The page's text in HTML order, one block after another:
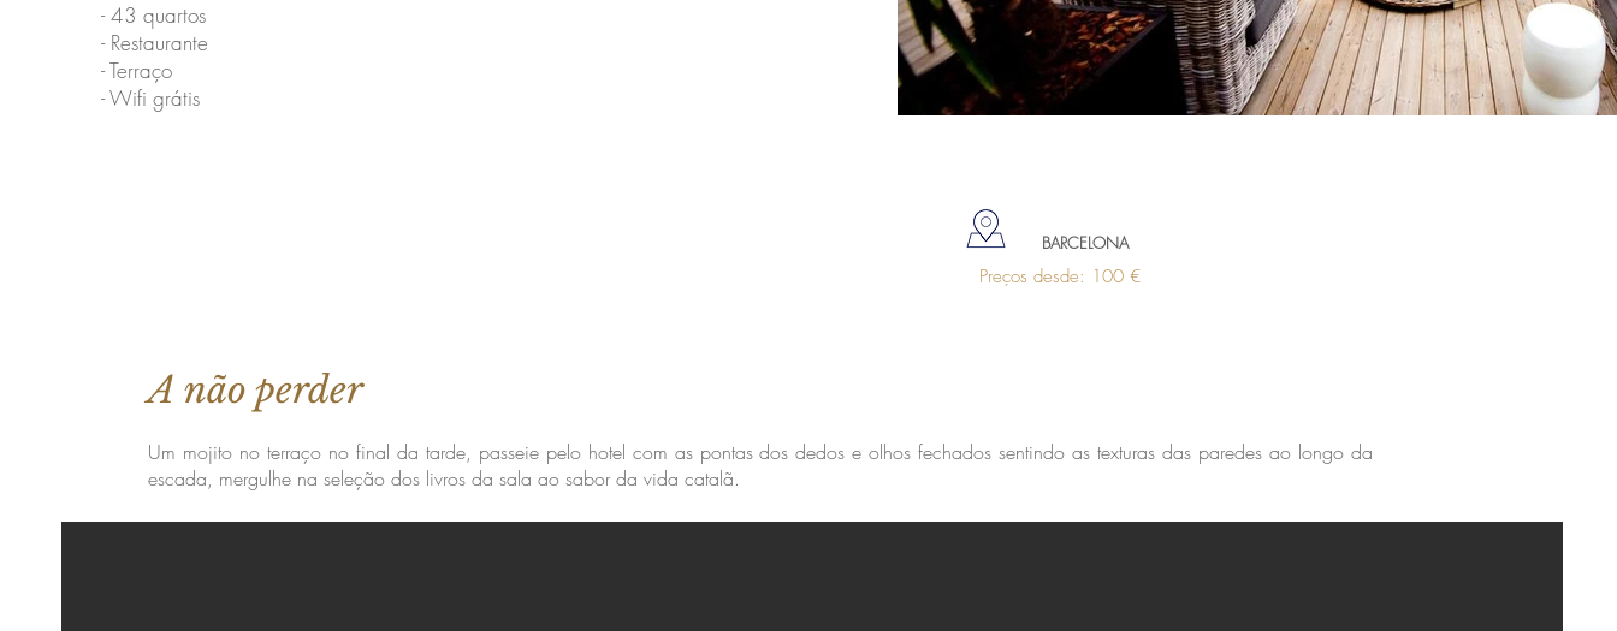
- 43 quartos
- Restaurante
- Terraço
- Wifi grátis
BARCELONA
Preços desde: 100 €
A não perder
Um mojito no terraço no final da tarde, passeie pelo hotel com as pontas dos dedos e olhos fechados sentindo as texturas das paredes ao longo da
escada, mergulhe na seleção dos livros da sala ao sabor da vida catalã.